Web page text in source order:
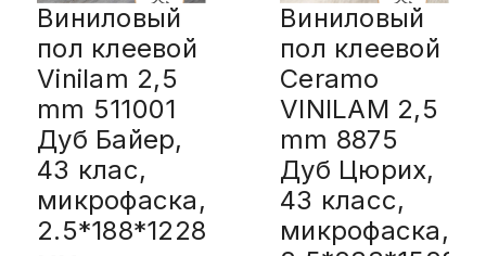
Виниловый
пол клеевой
Vinilam 2,5
mm 511001
Дуб Байер,
43 клас,
микрофаска,
2.5*188*1228
Виниловый
пол клеевой
Ceramo
VINILAM 2,5
mm 8875
Дуб Цюрих,
43 класс,
микрофаска,